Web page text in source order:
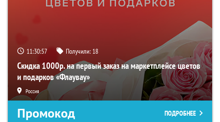
11:30:56 Получили: 18
Скидка 1000р. на первый заказ на маркетплейсе цветов
и подарков «Флаувау»
Россия
Промокод ПОДРОБНЕЕ